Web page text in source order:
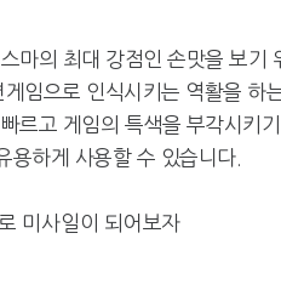
마의 최대 강점인 손맛을 보기
임으로 인식시키는 역활을 하
르고 게임의 특색을 부각시키
용하게 사용할 수 있습니다.
미사일이 되어보자